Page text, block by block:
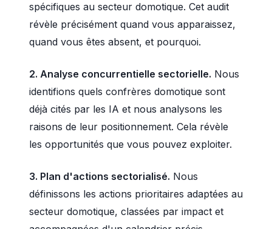
spécifiques au secteur domotique. Cet audit
révèle précisément quand vous apparaissez,
quand vous êtes absent, et pourquoi.
2. Analyse concurrentielle sectorielle. Nous
identifions quels confrères domotique sont
déjà cités par les IA et nous analysons les
raisons de leur positionnement. Cela révèle
les opportunités que vous pouvez exploiter.
3. Plan d'actions sectorialisé. Nous
définissons les actions prioritaires adaptées au
secteur domotique, classées par impact et